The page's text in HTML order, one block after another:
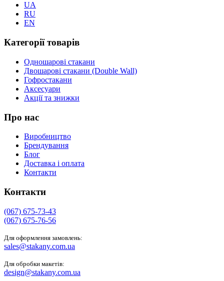
UA
RU
EN
Категорії товарів
Одношарові стакани
Двошарові стакани (Double Wall)
Гофростакани
Аксесуари
Акції та знижки
Про нас
Виробництво
Брендування
Блог
Доставка і оплата
Контакти
Контакти
(067) 675-73-43
(067) 675-76-56
Для оформлення замовлень:
sales@stakany.com.ua
Для обробки макетів:
design@stakany.com.ua